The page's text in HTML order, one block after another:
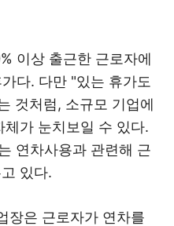
이상 출근한 근로자에
다. 다만 "있는 휴가도
것처럼, 소규모 기업에
가 눈치보일 수 있다.
연차사용과 관련해 근
있다.
장은 근로자가 연차를